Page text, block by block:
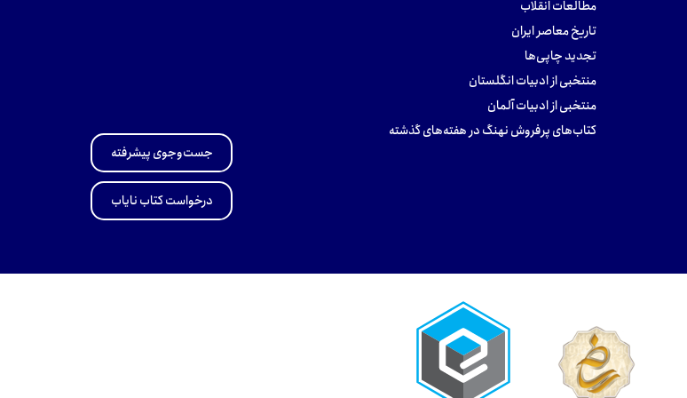
مطالعات انقلاب
تاریخ معاصر ایران
تجدید چاپی‌ها
منتخبی از ادبیات انگلستان
منتخبی از ادبیات آلمان
کتاب‌های پرفروش نهنگ در هفته‌های گذشته
جست‌وجوی پیشرفته
درخواست کتاب نایاب